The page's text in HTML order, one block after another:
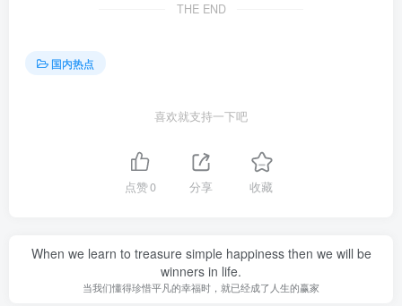
THE END
国内热点
喜欢就支持一下吧
点赞0 分享 收藏
When we learn to treasure simple happiness then we will be
winners in life.
当我们懂得珍惜平凡的幸福时，就已经成了人生的赢家